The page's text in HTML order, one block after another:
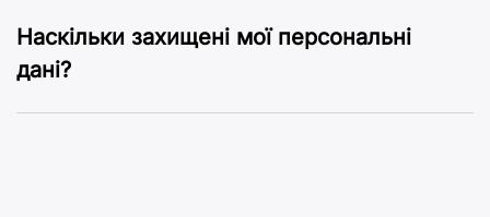
Наскільки захищені мої персональні
дані?